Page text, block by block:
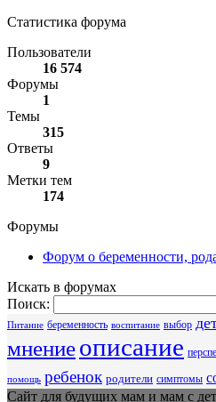
Статистика форума
Пользователи
16 574
Форумы
1
Темы
315
Ответы
9
Метки тем
174
Форумы
Форум о беременности,
Искать в форумах
Поиск:
Питание беременность воспитание выбор
мнениеописание
помощь ребенок родители симптомы
Сайт для будущих мам и мам с